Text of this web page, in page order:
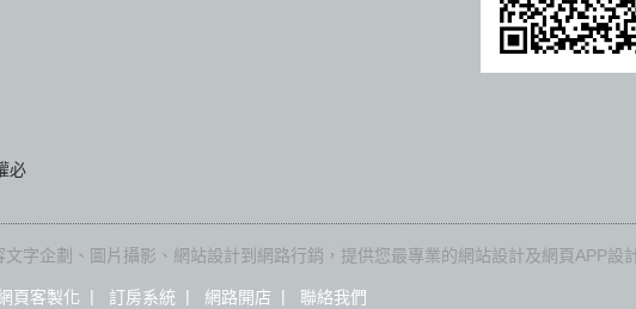
必
圖片攝影、網站設計到網路行銷，提供您最專業的網站設計及網頁APP設計服務。
頁客製化 | 訂房系統 | 網路開店 | 聯絡我們